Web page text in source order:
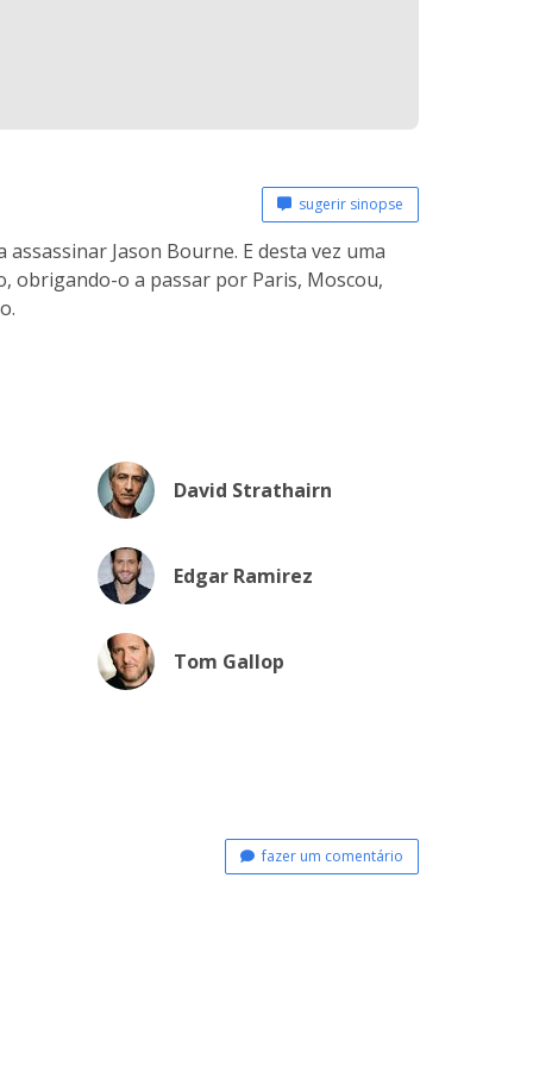
sugerir sinopse
Jason Bourne. E desta vez uma
obrigando-o a passar por Paris, Moscou,
David Strathairn
Edgar Ramirez
Tom Gallop
fazer um comentário